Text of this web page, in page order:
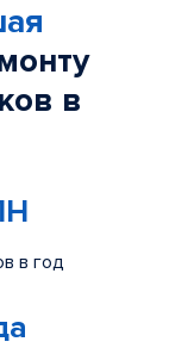
в
в год